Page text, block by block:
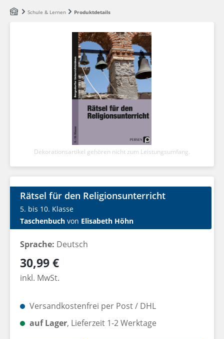
Zum Hauptinhalt springen
Schule & Lernen Produktdetails
Dekorationsartikel gehören nicht zum Leistungsumfang.
Rätsel für den Religionsunterricht
5. bis 10. Klasse
Taschenbuch von Elisabeth Höhn
Sprache: Deutsch
Regulärer Preis:
30,99 €
inkl. MwSt.
Versandkostenfrei per Post / DHL
auf Lager, Lieferzeit 1-2 Werktage